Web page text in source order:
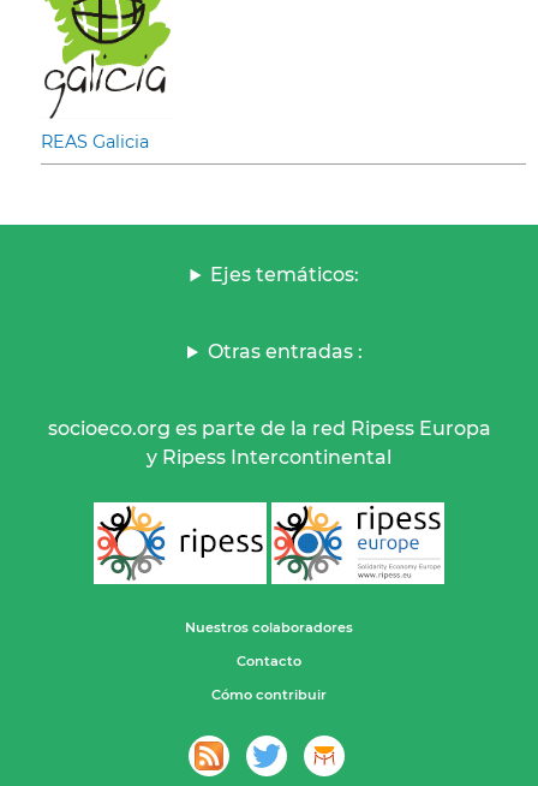
REAS Galicia
Ejes temáticos:
Otras entradas :
socioeco.org es parte de la red Ripess Europa
y Ripess Intercontinental
Nuestros colaboradores
Contacto
Cómo contribuir